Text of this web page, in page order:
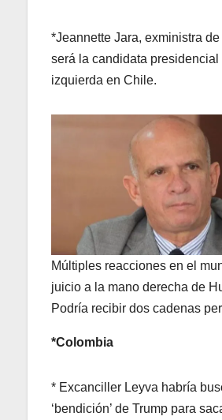
*Jeannette Jara, exministra
será la candidata presidencial
izquierda en Chile.
Múltiples reacciones en el
juicio a la mano derecha de
Podría recibir dos cadenas
*Colombia
* Excanciller Leyva habría
‘bendición’ de Trump para